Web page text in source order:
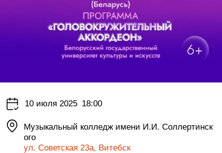
10 июля 2025 18:00
Музыкальный колледж имени И.И. Соллертинск
ого
ул. Советская 23а, Витебск